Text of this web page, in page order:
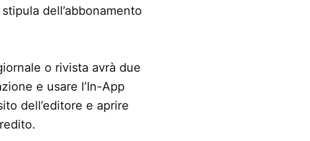
dell’abbonamento
o rivista avrà due
e usare l’In-App
dell’editore e aprire